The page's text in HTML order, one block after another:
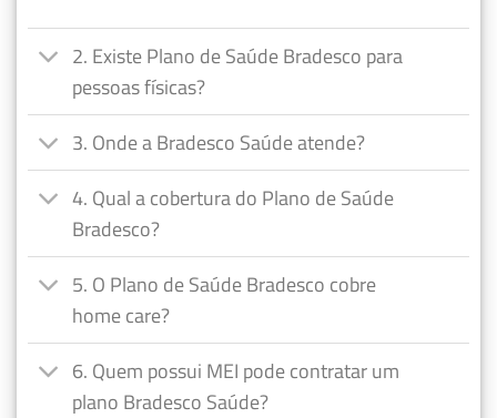
2. Existe Plano de Saúde Bradesco para
pessoas físicas?
3. Onde a Bradesco Saúde atende?
4. Qual a cobertura do Plano de Saúde
Bradesco?
5. O Plano de Saúde Bradesco cobre
home care?
6. Quem possui MEI pode contratar um
plano Bradesco Saúde?